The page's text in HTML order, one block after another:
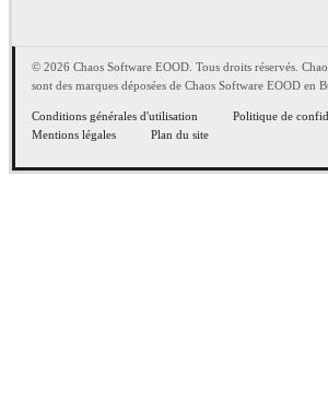
© 2026 Chaos Software EOOD. Tous droits réservés.
sont des marques déposées de Chaos Software EOOD en
Conditions générales d'utilisation
Politique de
Mentions légales
Plan du site